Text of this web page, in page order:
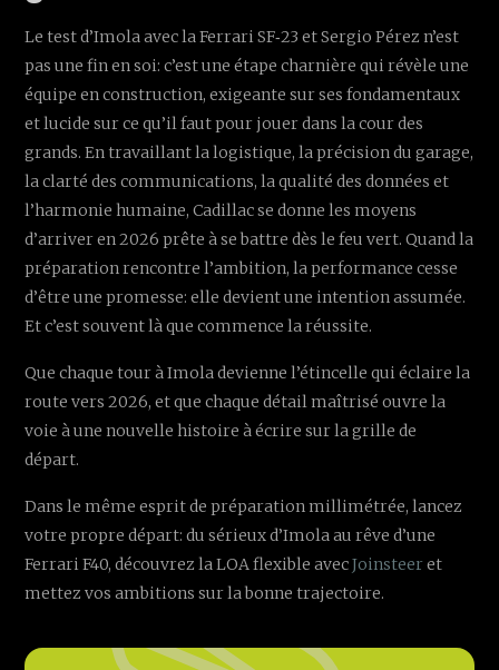
Le test d’Imola avec la Ferrari SF‑23 et Sergio Pérez n’est
pas une fin en soi: c’est une étape charnière qui révèle une
équipe en construction, exigeante sur ses fondamentaux
et lucide sur ce qu’il faut pour jouer dans la cour des
grands. En travaillant la logistique, la précision du garage,
la clarté des communications, la qualité des données et
l’harmonie humaine, Cadillac se donne les moyens
d’arriver en 2026 prête à se battre dès le feu vert. Quand la
préparation rencontre l’ambition, la performance cesse
d’être une promesse: elle devient une intention assumée.
Et c’est souvent là que commence la réussite.
Que chaque tour à Imola devienne l’étincelle qui éclaire la
route vers 2026, et que chaque détail maîtrisé ouvre la
voie à une nouvelle histoire à écrire sur la grille de
départ.
Dans le même esprit de préparation millimétrée, lancez
votre propre départ: du sérieux d’Imola au rêve d’une
Ferrari F40, découvrez la LOA flexible avecJoinsteeret
mettez vos ambitions sur la bonne trajectoire.